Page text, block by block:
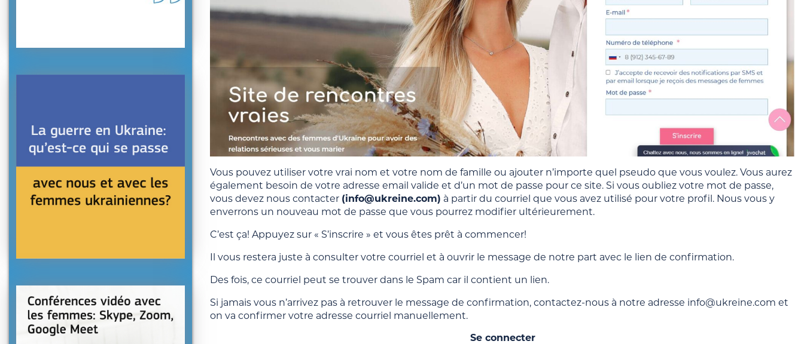
Vous pouvez utiliser votre vrai nom et votre nom de famille ou ajouter n’importe quel pseudo que vous voulez. Vous aurez
également besoin de votre adresse email valide et d’un mot de passe pour ce site. Si vous oubliez votre mot de passe,
vous devez nous contacter (info@ukreine.com) à partir du courriel que vous avez utilisé pour votre profil. Nous vous y
enverrons un nouveau mot de passe que vous pourrez modifier ultérieurement.
C’est ça! Appuyez sur « S’inscrire » et vous êtes prêt à commencer!
Il vous restera juste à consulter votre courriel et à ouvrir le message de notre part avec le lien de confirmation.
Des fois, ce courriel peut se trouver dans le Spam car il contient un lien.
Si jamais vous n’arrivez pas à retrouver le message de confirmation, contactez-nous à notre adresse info@ukreine.com et
on va confirmer votre adresse courriel manuellement.
Se connecter